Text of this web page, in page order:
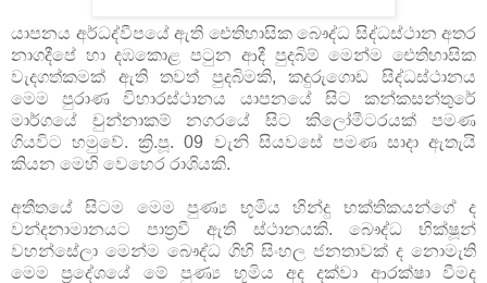
යාපනය අර්ධද්වීපයේ ඇති ඓතිහාසික බෞද්ධ සිද්ධස්‌ථාන අතර
නාගදීපේ හා දඹකොළ පටුන ආදී පුදබිම් මෙන්ම ඓතිහාසික
වැදගත්කමක්‌ ඇති තවත් පුදබිමකි, කදුරුගොඩ සිද්ධස්‌ථානය
මෙම පුරාණ විහාරස්‌ථානය යාපනයේ සිට කන්කසන්තුරේ
මාර්ගයේ චුන්නාකම් නගරයේ සිට කිලෝමීටරයක්‌ පමණ
ගියවිට හමුවේ. ක්‍රි.පූ. 09 වැනි සියවසේ පමණ සාදා ඇතැයි
කියන මෙහි වෙහෙර රාශියකි.
අතීතයේ සිටම මෙම පුණ්‍ය භූමිය හින්දු භක්‌තිකයන්ගේ ද
වන්දනාමානයට පාත්‍රවී ඇති ස්‌ථානයකි. බෞද්ධ භික්‌ෂූන්
වහන්සේලා මෙන්ම බෞද්ධ ගිහි සිංහල ජනතාවක්‌ ද නොමැති
මෙම ප්‍රදේශයේ මේ පුණ්‍ය භූමිය අද දක්‌වා ආරක්‌ෂා වීමද